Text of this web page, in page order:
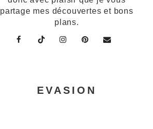
partage mes découvertes et bons
plans.
EVASION